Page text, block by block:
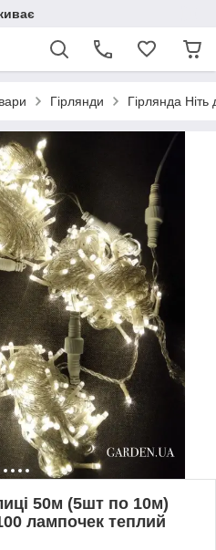
Гірлянди Гірлянда
50м (5шт по 10м)
лампочек теплий